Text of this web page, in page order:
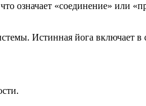
означает «соединение» или
Истинная йога включает в